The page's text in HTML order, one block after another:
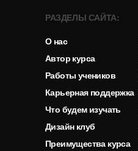
О нас
РАЗДЕЛЫ САЙТА:
Автор курса
Работы учеников
Карьерная поддержка
Что будем изучать
Дизайн клуб
Преимущества курса